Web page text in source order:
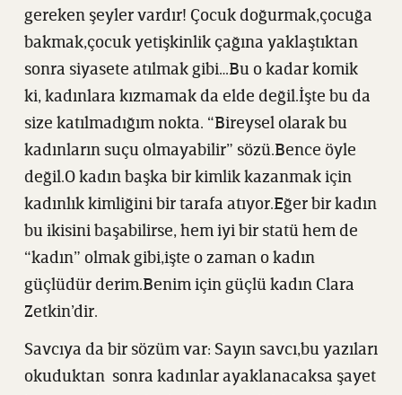
gereken şeyler vardır! Çocuk doğurmak,çocuğa
bakmak,çocuk yetişkinlik çağına yaklaştıktan
sonra siyasete atılmak gibi…Bu o kadar komik
ki, kadınlara kızmamak da elde değil.İşte bu da
size katılmadığım nokta. “Bireysel olarak bu
kadınların suçu olmayabilir” sözü.Bence öyle
değil.O kadın başka bir kimlik kazanmak için
kadınlık kimliğini bir tarafa atıyor.Eğer bir kadın
bu ikisini başabilirse, hem iyi bir statü hem de
“kadın” olmak gibi,işte o zaman o kadın
güçlüdür derim.Benim için güçlü kadın Clara
Zetkin’dir.
Savcıya da bir sözüm var: Sayın savcı,bu yazıları
okuduktan sonra kadınlar ayaklanacaksa şayet